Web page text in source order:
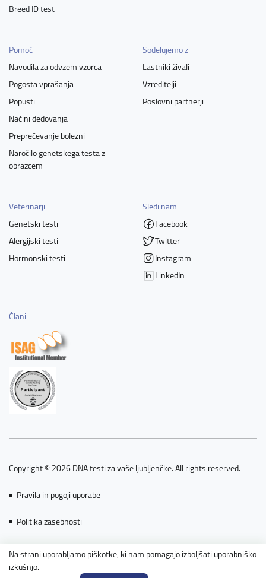
Na strani uporabljamo piškotke, ki nam pomagajo izboljšati uporabniško
izkušnjo.
Breed ID test
Pomoč
Navodila za odvzem vzorca
Pogosta vprašanja
Popusti
Načini dedovanja
Preprečevanje bolezni
Naročilo genetskega testa z
obrazcem
Sodelujemo z
Lastniki živali
Vzreditelji
Poslovni partnerji
Veterinarji
Genetski testi
Alergijski testi
Hormonski testi
Sledi nam
Facebook
Twitter
Instagram
LinkedIn
Člani
Copyright © 2026 DNA testi za vaše ljubljenčke. All rights reserved.
Pravila in pogoji uporabe
Politika zasebnosti
Piškotki
Powered by nopCommerce